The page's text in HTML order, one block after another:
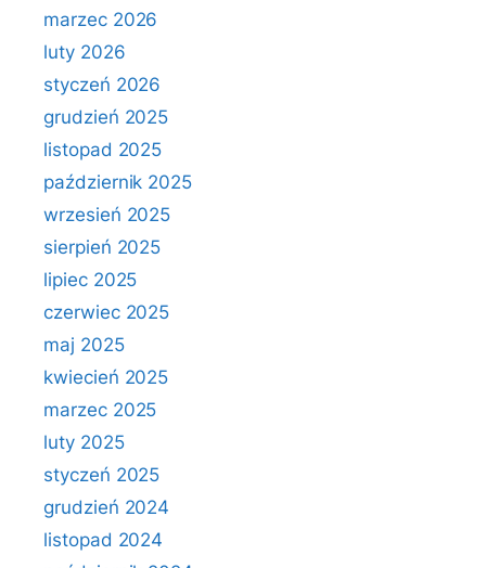
marzec 2026
luty 2026
styczeń 2026
grudzień 2025
listopad 2025
październik 2025
wrzesień 2025
sierpień 2025
lipiec 2025
czerwiec 2025
maj 2025
kwiecień 2025
marzec 2025
luty 2025
styczeń 2025
grudzień 2024
listopad 2024